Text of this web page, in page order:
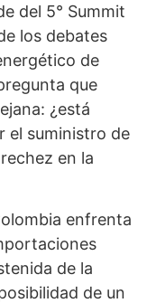
del 5° Summit
los debates
de
que
¿está
el suministro de
en la
enfrenta
de la
de un